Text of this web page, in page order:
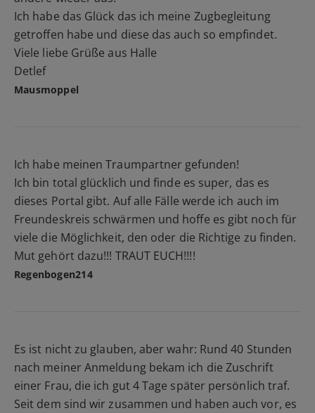
Ich habe das Glück das ich meine Zugbegleitung
getroffen habe und diese das auch so empfindet.
Viele liebe Grüße aus Halle
Detlef
Mausmoppel
Ich habe meinen Traumpartner gefunden!
Ich bin total glücklich und finde es super, das es
dieses Portal gibt. Auf alle Fälle werde ich auch im
Freundeskreis schwärmen und hoffe es gibt noch für
viele die Möglichkeit, den oder die Richtige zu finden.
Mut gehört dazu!!! TRAUT EUCH!!!!
Regenbogen214
Es ist nicht zu glauben, aber wahr: Rund 40 Stunden
nach meiner Anmeldung bekam ich die Zuschrift
einer Frau, die ich gut 4 Tage später persönlich traf.
Seit dem sind wir zusammen und haben auch vor, es